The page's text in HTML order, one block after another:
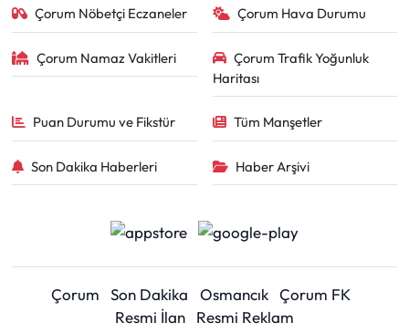
Çorum Nöbetçi Eczaneler Çorum Hava Durumu
Çorum Namaz Vakitleri
Çorum Trafik Yoğunluk
Haritası
Puan Durumu ve Fikstür Tüm Manşetler
Son Dakika Haberleri Haber Arşivi
Çorum Son Dakika Osmancık Çorum FK
Resmi İlan
Resmi Reklam